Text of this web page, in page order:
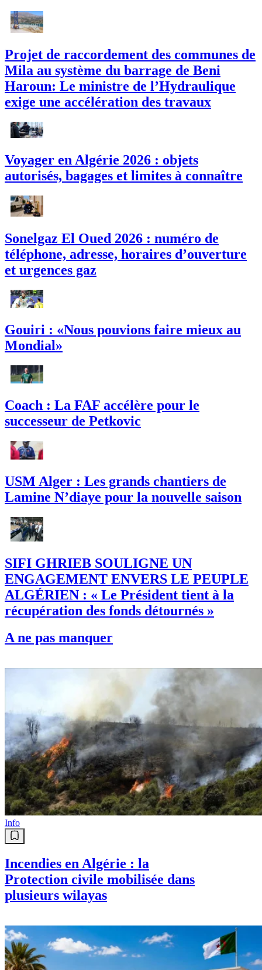
Projet de raccordement des communes de
Mila au système du barrage de Beni
Haroun: Le ministre de l’Hydraulique
exige une accélération des travaux
Voyager en Algérie 2026 : objets
autorisés, bagages et limites à connaître
Sonelgaz El Oued 2026 : numéro de
téléphone, adresse, horaires d’ouverture
et urgences gaz
Gouiri : «Nous pouvions faire mieux au
Mondial»
Coach : La FAF accélère pour le
successeur de Petkovic
USM Alger : Les grands chantiers de
Lamine N’diaye pour la nouvelle saison
SIFI GHRIEB SOULIGNE UN
ENGAGEMENT ENVERS LE PEUPLE
ALGÉRIEN : « Le Président tient à la
récupération des fonds détournés »
A ne pas manquer
Info
Incendies en Algérie : la
Protection civile mobilisée dans
plusieurs wilayas